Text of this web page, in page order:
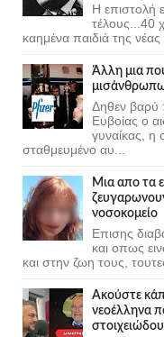
Η επιστολή
τέλους...40
καημένα παιδιά της νέας
Άλλη μια
Δηθεν βαρύ
Ευβοίας ο
γυναίκας, η
σταθμευμένο αυ...
Μια απο τα
νοσοκομείο
Επισης
και οπως
και στην ζωη τους,
Ακούστε
νεοέλληνα